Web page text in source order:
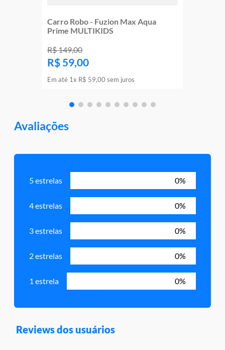
Carro Robo - Fuzion Max Aqua
Prime MULTIKIDS
R$149,00
R$ 59,00
Em até 1x R$ 59,00 sem juros
Avaliações
5 estrelas 0%
4 estrelas 0%
3 estrelas 0%
2 estrelas 0%
1 estrela 0%
Reviews dos usuários